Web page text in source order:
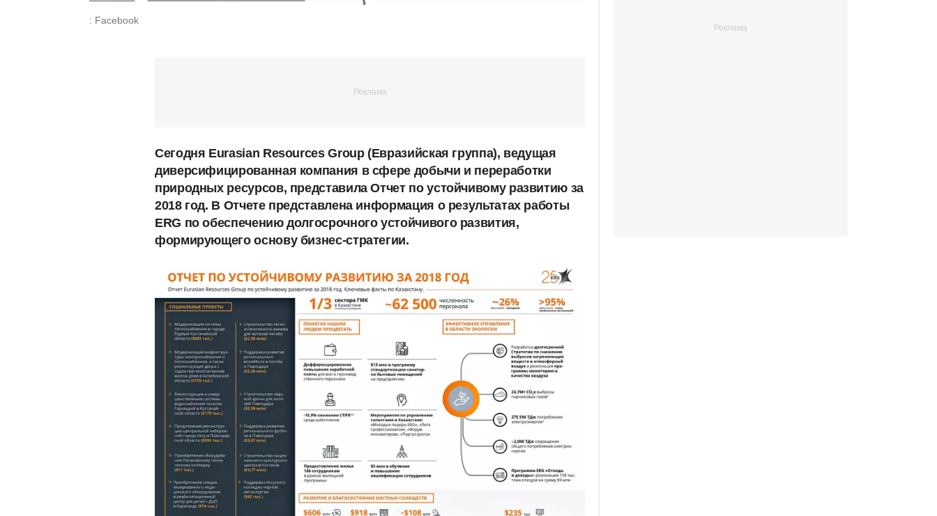
: Facebook
Сегодня Eurasian Resources Group (Евразийская группа), ведущая
диверсифицированная компания в сфере добычи и переработки
природных ресурсов, представила Отчет по устойчивому развитию за
2018 год. В Отчете представлена информация о результатах работы
ERG по обеспечению долгосрочного устойчивого развития,
формирующего основу бизнес-стратегии.